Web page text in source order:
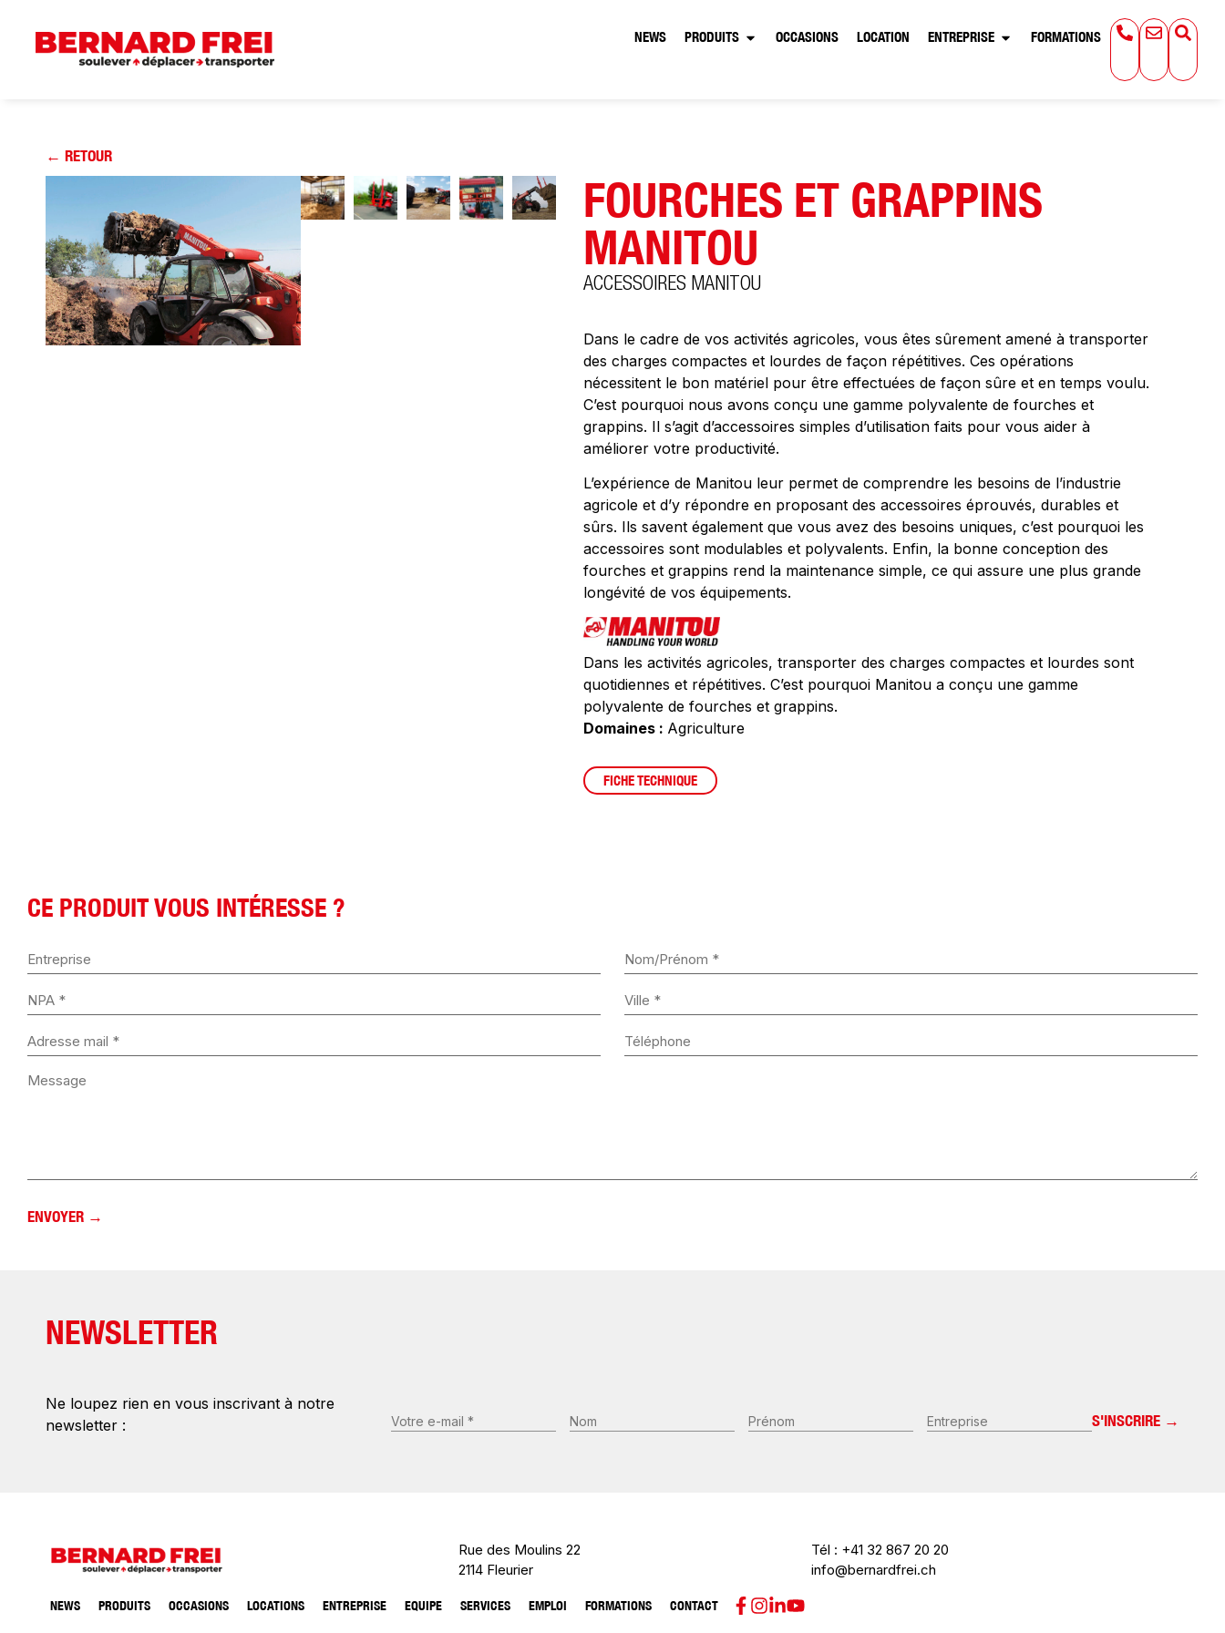
NEWS PRODUITS OCCASIONS LOCATION ENTREPRISE FORMATIONS
← RETOUR
FOURCHES ET GRAPPINS
MANITOU
ACCESSOIRES MANITOU
Dans le cadre de vos activités agricoles, vous êtes sûrement amené à transporter
des charges compactes et lourdes de façon répétitives. Ces opérations
nécessitent le bon matériel pour être effectuées de façon sûre et en temps voulu.
C’est pourquoi nous avons conçu une gamme polyvalente de fourches et
grappins. Il s’agit d’accessoires simples d’utilisation faits pour vous aider à
améliorer votre productivité.
L’expérience de Manitou leur permet de comprendre les besoins de l’industrie
agricole et d’y répondre en proposant des accessoires éprouvés, durables et
sûrs. Ils savent également que vous avez des besoins uniques, c’est pourquoi les
accessoires sont modulables et polyvalents. Enfin, la bonne conception des
fourches et grappins rend la maintenance simple, ce qui assure une plus grande
longévité de vos équipements.
Dans les activités agricoles, transporter des charges compactes et lourdes sont
quotidiennes et répétitives. C’est pourquoi Manitou a conçu une gamme
polyvalente de fourches et grappins.
Domaines : Agriculture
FICHE TECHNIQUE
CE PRODUIT VOUS INTÉRESSE ?
NEWSLETTER
Ne loupez rien en vous inscrivant à notre
newsletter :
E-
mail
Nom
*
Prénom Entreprise
Rue des Moulins 22
2114 Fleurier
Tél : +41 32 867 20 20
info@bernardfrei.ch
NEWS PRODUITS OCCASIONS LOCATIONS ENTREPRISE EQUIPE SERVICES EMPLOI FORMATIONS CONTACT